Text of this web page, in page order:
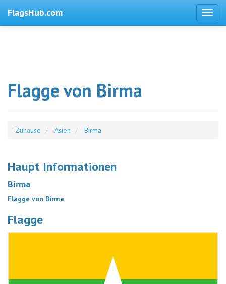
FlagsHub.com
Flagge von Birma
Zuhause Asien Birma
Haupt Informationen
Birma
Flagge von Birma
Flagge